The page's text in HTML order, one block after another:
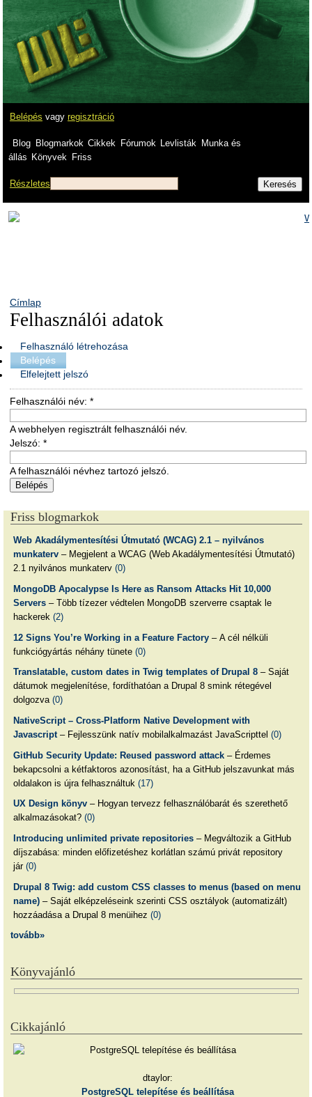
Belépés vagy regisztráció
Blog Blogmarkok Cikkek Fórumok Levlisták
Munka és
állás Könyvek Friss
Részletes
Címlap
Felhasználói adatok
Felhasználó létrehozása
Belépés
Elfelejtett jelszó
Felhasználói név: *
A webhelyen regisztrált felhasználói név.
Jelszó: *
A felhasználói névhez tartozó jelszó.
Friss blogmarkok
Web Akadálymentesítési Útmutató (WCAG) 2.1 – nyilvános
munkaterv– Megjelent a WCAG (Web Akadálymentesítési Útmutató)
2.1 nyilvános munkaterv (0)
MongoDB Apocalypse Is Here as Ransom Attacks Hit 10,000
Servers– Több tízezer védtelen MongoDB szerverre csaptak le
hackerek (2)
12 Signs You’re Working in a Feature Factory– A cél nélküli
funkciógyártás néhány tünete (0)
Translatable, custom dates in Twig templates of Drupal 8– Saját
dátumok megjelenítése, fordíthatóan a Drupal 8 smink rétegével
dolgozva (0)
NativeScript – Cross-Platform Native Development with
Javascript– Fejlesszünk natív mobilalkalmazást JavaScripttel (0)
GitHub Security Update: Reused password attack– Érdemes
bekapcsolni a kétfaktoros azonosítást, ha a GitHub jelszavunkat más
oldalakon is újra felhasználtuk (17)
UX Design könyv– Hogyan tervezz felhasználóbarát és szerethető
alkalmazásokat? (0)
Introducing unlimited private repositories– Megváltozik a GitHub
díjszabása: minden előfizetéshez korlátlan számú privát repository
jár (0)
Drupal 8 Twig: add custom CSS classes to menus (based on menu
name)– Saját elképzeléseink szerinti CSS osztályok (automatizált)
hozzáadása a Drupal 8 menüihez (0)
tovább»
Könyvajánló
Cikkajánló
dtaylor:
PostgreSQL telepítése és beállítása